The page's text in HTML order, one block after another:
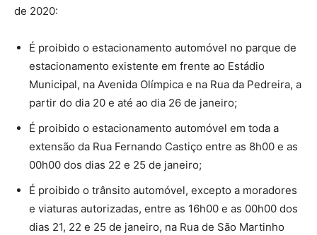
de 2020:
É proibido o estacionamento automóvel no parque de
estacionamento existente em frente ao Estádio
Municipal, na Avenida Olímpica e na Rua da Pedreira, a
partir do dia 20 e até ao dia 26 de janeiro;
É proibido o estacionamento automóvel em toda a
extensão da Rua Fernando Castiço entre as 8h00 e as
00h00 dos dias 22 e 25 de janeiro;
É proibido o trânsito automóvel, excepto a moradores
e viaturas autorizadas, entre as 16h00 e as 00h00 dos
dias 21, 22 e 25 de janeiro, na Rua de São Martinho